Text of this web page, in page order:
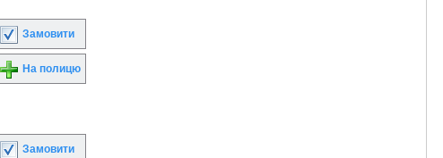
Замовити
На полицю
Замовити